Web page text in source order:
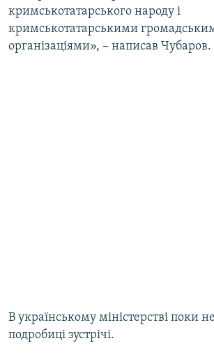
кримськотатарського народу і
кримськотатарськими
організаціями», – написав Чубаров.
В українському міністерстві поки
подробиці зустрічі.